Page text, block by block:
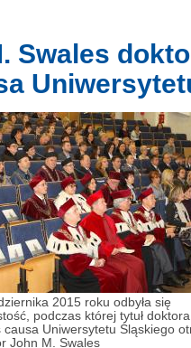
Swales
2015 roku odbyła się
podczas której tytuł doktora
causa Uniwersytetu Śląskiego
John M. Swales